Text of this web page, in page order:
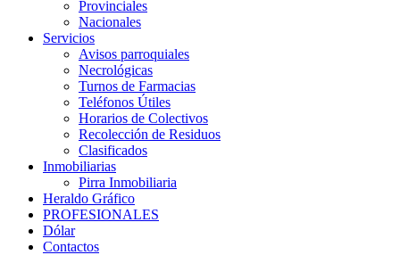
Provinciales
Nacionales
Servicios
Avisos parroquiales
Necrológicas
Turnos de Farmacias
Teléfonos Útiles
Horarios de Colectivos
Recolección de Residuos
Clasificados
Inmobiliarias
Pirra Inmobiliaria
Heraldo Gráfico
PROFESIONALES
Dólar
Contactos